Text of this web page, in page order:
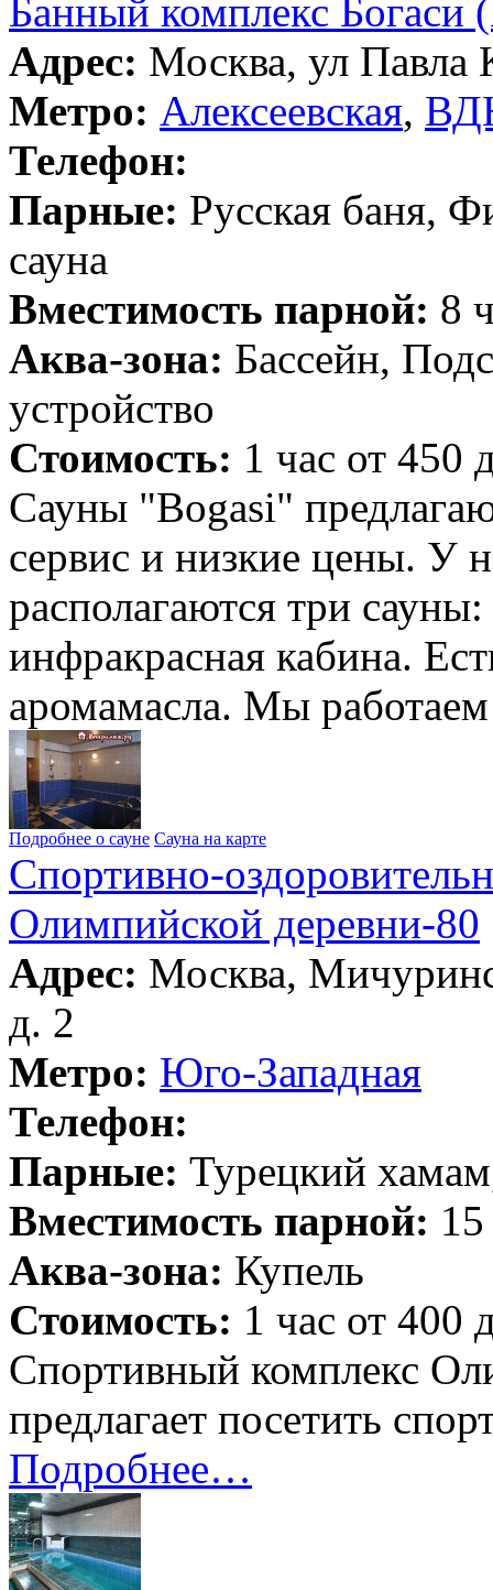
Банный комплекс Богаси
Адрес: Москва, ул Павла
Метро: Алексеевская,
Телефон:
Парные: Русская баня,
сауна
Вместимость парной: 8
Аква-зона: Бассейн,
устройство
Стоимость: 1 час от 450
Сауны "Bogasi"
сервис и низкие цены. У
располагаются три
инфракрасная кабина.
аромамасла. Мы
Подробнее о сауне Сауна на карте
Спортивно-
Олимпийской деревни-80
Адрес: Москва,
д. 2
Метро: Юго-Западная
Телефон:
Парные: Турецкий
Вместимость парной:
Аква-зона: Купель
Стоимость: 1 час от 400
Спортивный комплекс
предлагает посетить
Подробнее…